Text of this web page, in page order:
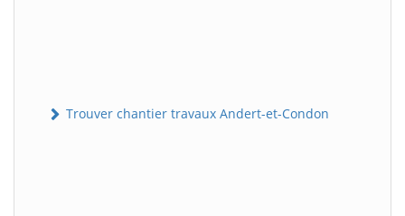
Trouver chantier travaux Andert-et-Condon